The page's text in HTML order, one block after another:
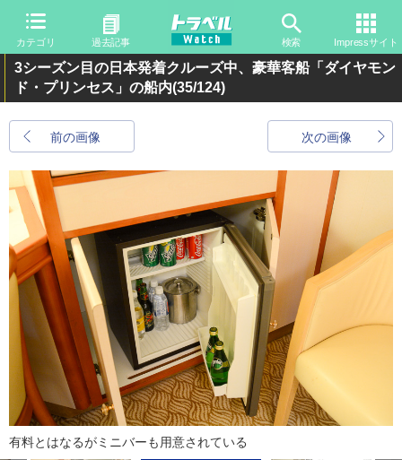
カテゴリ 過去記事 検索 Impressサイト
3シーズン目の日本発着クルーズ中、豪華客船「ダイヤモン
ド・プリンセス」の船内(35/124)
前の画像 次の画像
有料とはなるがミニバーも用意されている